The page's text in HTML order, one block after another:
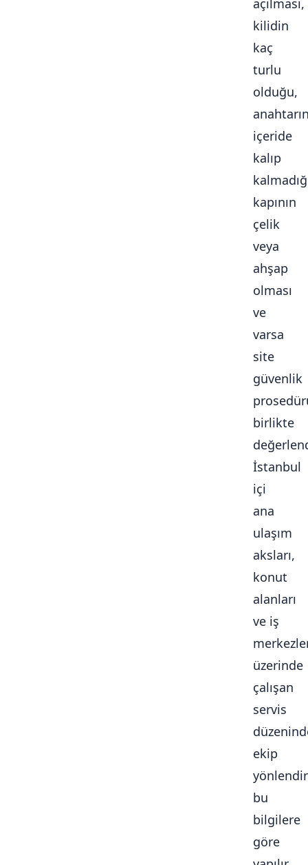
açılması,
kilidin
kaç
turlu
olduğu,
içeride
kalıp
kapının
çelik
veya
ahşap
olması
ve
varsa
site
güvenlik
birlikte
İstanbul
içi
ana
ulaşım
aksları,
konut
alanları
ve iş
üzerinde
çalışan
servis
ekip
bu
bilgilere
göre